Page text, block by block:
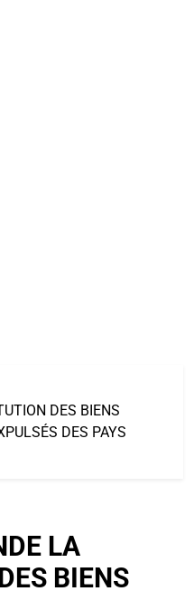
DES BIENS
DES PAYS
LA
BIENS